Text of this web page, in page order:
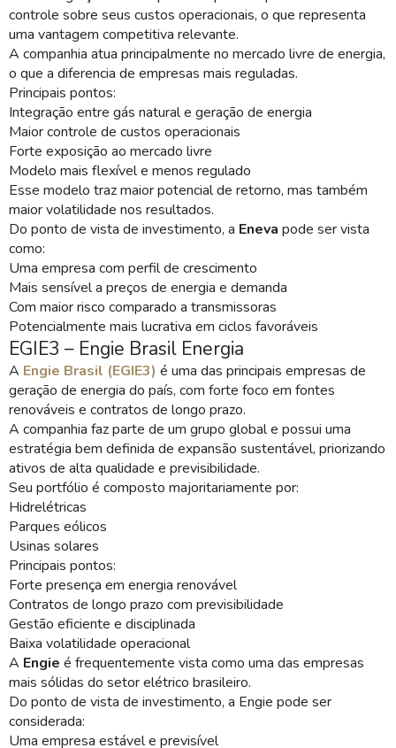
controle sobre seus custos operacionais, o que representa
uma vantagem competitiva relevante.
A companhia atua principalmente no mercado livre de energia,
o que a diferencia de empresas mais reguladas.
Principais pontos:
Integração entre gás natural e geração de energia
Maior controle de custos operacionais
Forte exposição ao mercado livre
Modelo mais flexível e menos regulado
Esse modelo traz maior potencial de retorno, mas também
maior volatilidade nos resultados.
Do ponto de vista de investimento, a Eneva pode ser vista
como:
Uma empresa com perfil de crescimento
Mais sensível a preços de energia e demanda
Com maior risco comparado a transmissoras
Potencialmente mais lucrativa em ciclos favoráveis
EGIE3 – Engie Brasil Energia
A Engie Brasil (EGIE3) é uma das principais empresas de
geração de energia do país, com forte foco em fontes
renováveis e contratos de longo prazo.
A companhia faz parte de um grupo global e possui uma
estratégia bem definida de expansão sustentável, priorizando
ativos de alta qualidade e previsibilidade.
Seu portfólio é composto majoritariamente por:
Hidrelétricas
Parques eólicos
Usinas solares
Principais pontos:
Forte presença em energia renovável
Contratos de longo prazo com previsibilidade
Gestão eficiente e disciplinada
Baixa volatilidade operacional
A Engie é frequentemente vista como uma das empresas
mais sólidas do setor elétrico brasileiro.
Do ponto de vista de investimento, a Engie pode ser
considerada:
Uma empresa estável e previsível